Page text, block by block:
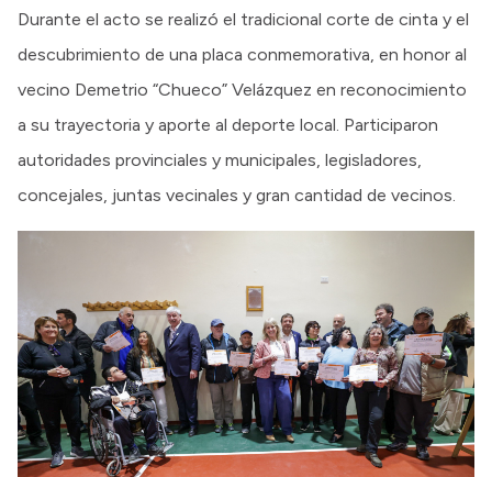
Durante el acto se realizó el tradicional corte de cinta y el
descubrimiento de una placa conmemorativa, en honor al
vecino Demetrio “Chueco” Velázquez en reconocimiento
a su trayectoria y aporte al deporte local. Participaron
autoridades provinciales y municipales, legisladores,
concejales, juntas vecinales y gran cantidad de vecinos.